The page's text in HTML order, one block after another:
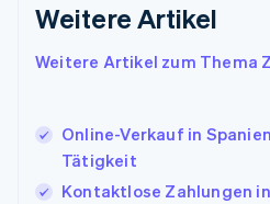
Weitere Artikel
Weitere Artikel zum Thema
Online-Verkauf in
Tätigkeit
Kontaktlose Zahlungen
English
Italien
Italiano English
EnglishFrançais
Kroatien
EnglishItaliano